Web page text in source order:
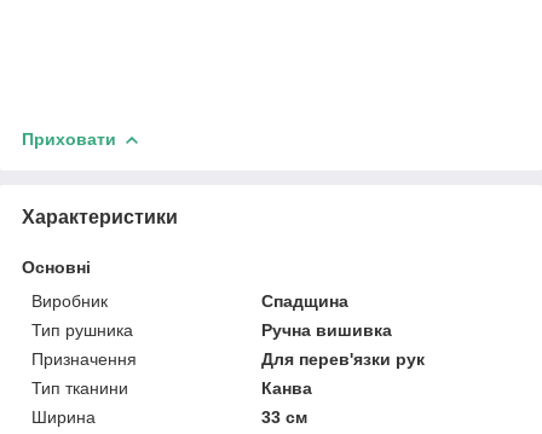
Приховати
Характеристики
Основні
Виробник
Спадщина
Тип рушника
Ручна вишивка
Призначення
Для перев'язки рук
Тип тканини
Канва
Ширина
33 см